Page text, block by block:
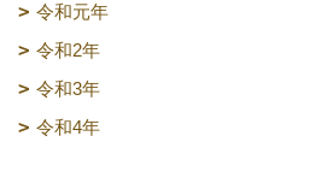
令和元年
令和2年
令和3年
令和4年